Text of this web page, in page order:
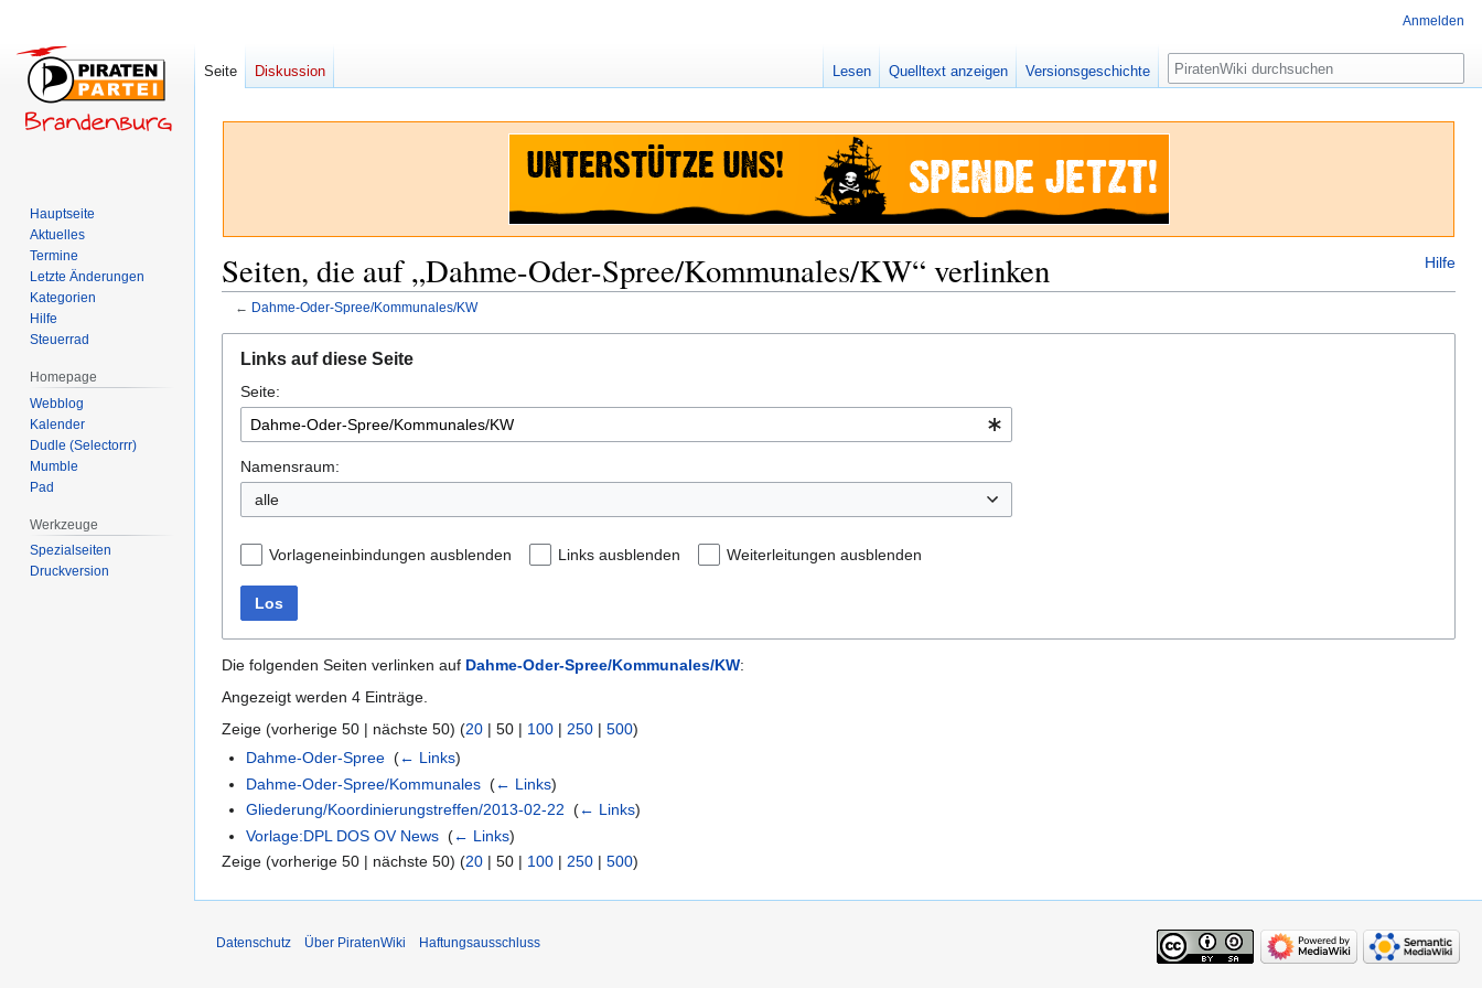
Hilfe
Seiten, die auf „Dahme-Oder-Spree/Kommunales/KW“ verlinken
← Dahme-Oder-Spree/Kommunales/KW
Navigation
springen
Suche
springen
Links auf diese Seite
Seite:
Namensraum:
alle
Vorlageneinbindungen ausblenden Links ausblenden Weiterleitungen ausblenden
Los
Die folgenden Seiten verlinken auf Dahme-Oder-Spree/Kommunales/KW:
Angezeigt werden 4 Einträge.
Zeige (vorherige 50 | nächste 50) (20 | 50 | 100 | 250 | 500)
Dahme-Oder-Spree ‎(← Links)
Dahme-Oder-Spree/Kommunales ‎(← Links)
Gliederung/Koordinierungstreffen/2013-02-22 ‎(← Links)
Vorlage:DPL DOS OV News ‎(← Links)
Zeige (vorherige 50 | nächste 50) (20 | 50 | 100 | 250 | 500)
Anmelden
Seite Diskussion Lesen Quelltext anzeigen Versionsgeschichte Suche
Hauptseite
Aktuelles
Termine
Letzte Änderungen
Kategorien
Hilfe
Steuerrad
Homepage
Webblog
Kalender
Dudle (Selectorrr)
Mumble
Pad
Werkzeuge
Spezialseiten
Druckversion
Datenschutz Über PiratenWiki Haftungsausschluss